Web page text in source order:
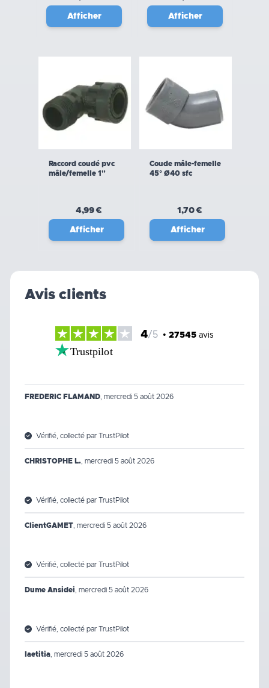
Afficher Afficher
Raccord coudé pvc
mâle/femelle 1"
4,99 €
Afficher
Coude mâle-femelle
45° Ø40 sfc
1,70 €
Afficher
Avis clients
4/5 • 27545 avis
Trustpilot
FREDERIC FLAMAND mercredi 5 août 2026
Vérifié, collecté par TrustPilot
CHRISTOPHE L. mercredi 5 août 2026
Vérifié, collecté par TrustPilot
ClientGAMET mercredi 5 août 2026
Vérifié, collecté par TrustPilot
Dume Ansidei mercredi 5 août 2026
Vérifié, collecté par TrustPilot
laetitia mercredi 5 août 2026